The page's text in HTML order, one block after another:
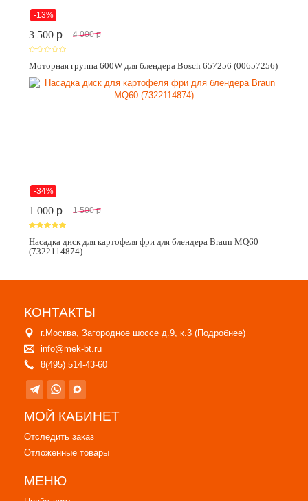
-13%
3 500 p 4 000 p
Моторная группа 600W для блендера Bosch 657256 (00657256)
-34%
1 000 p 1 500 p
Насадка диск для картофеля фри для блендера Braun MQ60
(7322114874)
КОНТАКТЫ
г.Москва, Загородное шоссе д.9, к.3 (Подробнее)
info@mek-bt.ru
8(495) 514-43-60
МОЙ КАБИНЕТ
Отследить заказ
Отложенные товары
МЕНЮ